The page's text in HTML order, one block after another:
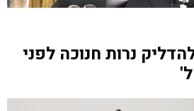
נרות חנוכה לפני